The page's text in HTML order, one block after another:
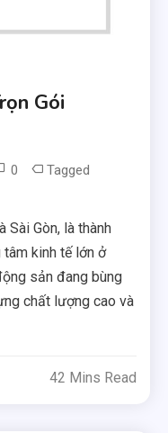
Gói
0 Tagged
Sài Gòn, là thành
tâm kinh tế lớn ở
sản đang bùng
chất lượng cao và
42 Mins Read